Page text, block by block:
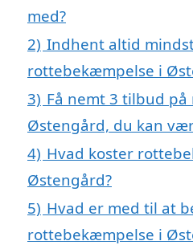
med?
2) Indhent altid
rottebekæmpelse i
3) Få nemt 3 tilbud
Østengård, du kan
4) Hvad koster
Østengård?
5) Hvad er med til at
rottebekæmpelse i